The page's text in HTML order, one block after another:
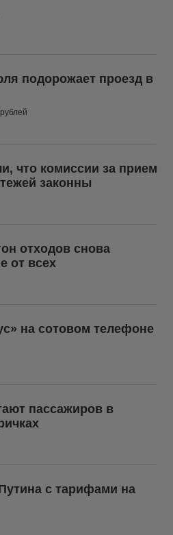
подорожает проезд в
что комиссии за прием
законны
отходов снова
от всех
на сотовом телефоне
пассажиров в
с тарифами на